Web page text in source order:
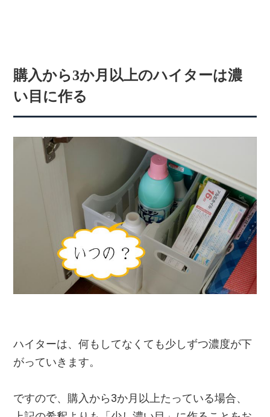
購入から3か月以上のハイターは濃
い目に作る
ハイターは、何もしてなくても少しずつ濃度が下
がっていきます。
ですので、購入から3か月以上たっている場合、